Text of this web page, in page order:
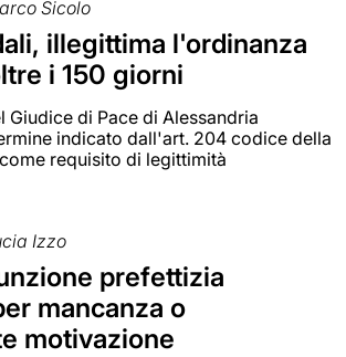
Sicolo
illegittima l'ordinanza
i 150 giorni
Giudice di Pace di Alessandria
indicato dall'art. 204 codice della
requisito di legittimità
Izzo
prefettizia
mancanza o
motivazione